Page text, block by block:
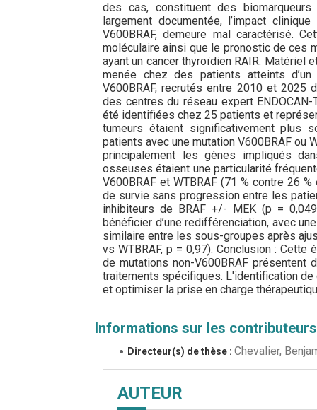
des cas, constituent des
largement documentée, l’impact
V600BRAF, demeure mal caractérisé.
moléculaire ainsi que le pronostic de ces
ayant un cancer thyroïdien RAIR. Matériel
menée chez des patients atteints
V600BRAF, recrutés entre 2010 et 2025
des centres du réseau expert ENDOCAN-
été identifiées chez 25 patients et
tumeurs étaient significativement plus
patients avec une mutation V600BRAF ou
principalement les gènes impliqués
osseuses étaient une particularité
V600BRAF et WTBRAF (71 % contre 26
de survie sans progression entre les
inhibiteurs de BRAF +/- MEK (p =
bénéficier d’une redifférenciation, avec
similaire entre les sous-groupes après
vs WTBRAF, p = 0,97). Conclusion :
de mutations non-V600BRAF
traitements spécifiques. L'identification
et optimiser la prise en charge
Informations sur les contributeurs
Directeur(s) de thèse : Chevalier,
AUTEUR